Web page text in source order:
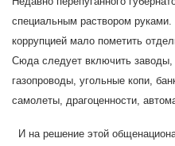
специальным раствором
коррупцией мало пометить
Сюда следует включить
газопроводы, угольные копи,
самолеты, драгоценности,
И на решение этой